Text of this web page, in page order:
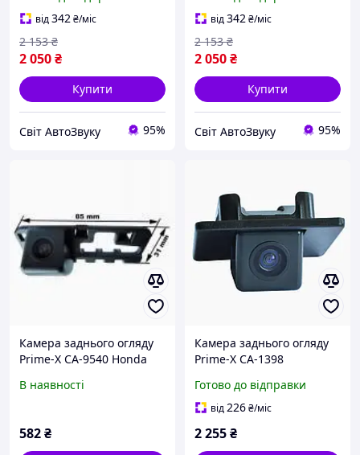
від342₴/міс
2 050₴
2 153 ₴
Купити
Світ АвтоЗвуку 95%
від342₴/міс
2 050₴
2 153 ₴
Купити
Світ АвтоЗвуку 95%
Камера заднього огляду
Prime-X CA-9540 Honda
В наявності
582₴
Камера заднього огляду
Prime-X CA-1398
eely
Готово до відправки
від226₴/міс
2 255₴